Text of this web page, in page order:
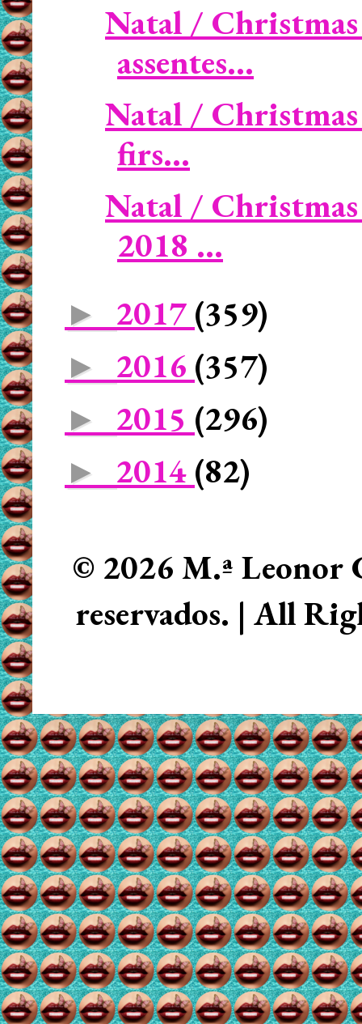
Natal / Christmas
assentes...
Natal /
firs...
Natal /
2018 ...
► 2017 (359)
► 2016 (357)
► 2015 (296)
► 2014 (82)
© 2026 M.ª Leonor
reservados. | All